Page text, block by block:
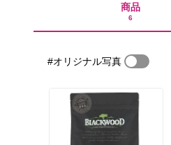
商品
6
#オリジナル写真